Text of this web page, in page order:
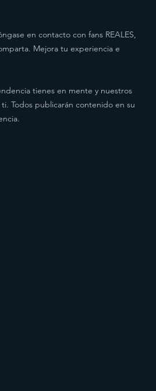
en contacto con fans REALES,
Mejora tu experiencia e
tienes en mente y nuestros
Todos publicarán contenido en su